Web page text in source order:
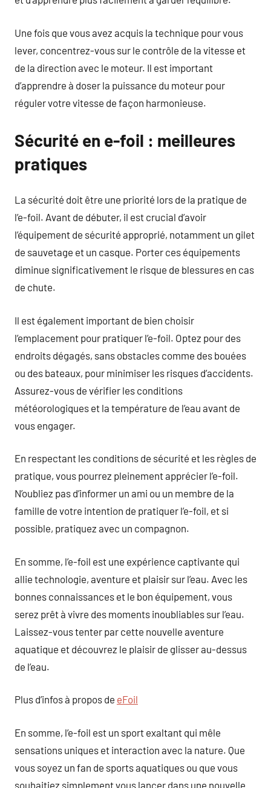
Une fois que vous avez acquis la technique pour vous
lever, concentrez-vous sur le contrôle de la vitesse et
de la direction avec le moteur. Il est important
d’apprendre à doser la puissance du moteur pour
réguler votre vitesse de façon harmonieuse.
Sécurité en e-foil : meilleures
pratiques
La sécurité doit être une priorité lors de la pratique de
l’e-foil. Avant de débuter, il est crucial d’avoir
l’équipement de sécurité approprié, notamment un gilet
de sauvetage et un casque. Porter ces équipements
diminue significativement le risque de blessures en cas
de chute.
Il est également important de bien choisir
l’emplacement pour pratiquer l’e-foil. Optez pour des
endroits dégagés, sans obstacles comme des bouées
ou des bateaux, pour minimiser les risques d’accidents.
Assurez-vous de vérifier les conditions
météorologiques et la température de l’eau avant de
vous engager.
En respectant les conditions de sécurité et les règles de
pratique, vous pourrez pleinement apprécier l’e-foil.
N’oubliez pas d’informer un ami ou un membre de la
famille de votre intention de pratiquer l’e-foil, et si
possible, pratiquez avec un compagnon.
En somme, l’e-foil est une expérience captivante qui
allie technologie, aventure et plaisir sur l’eau. Avec les
bonnes connaissances et le bon équipement, vous
serez prêt à vivre des moments inoubliables sur l’eau.
Laissez-vous tenter par cette nouvelle aventure
aquatique et découvrez le plaisir de glisser au-dessus
de l’eau.
Plus d’infos à propos de eFoil
En somme, l’e-foil est un sport exaltant qui mêle
sensations uniques et interaction avec la nature. Que
vous soyez un fan de sports aquatiques ou que vous
souhaitiez simplement vous lancer dans une nouvelle